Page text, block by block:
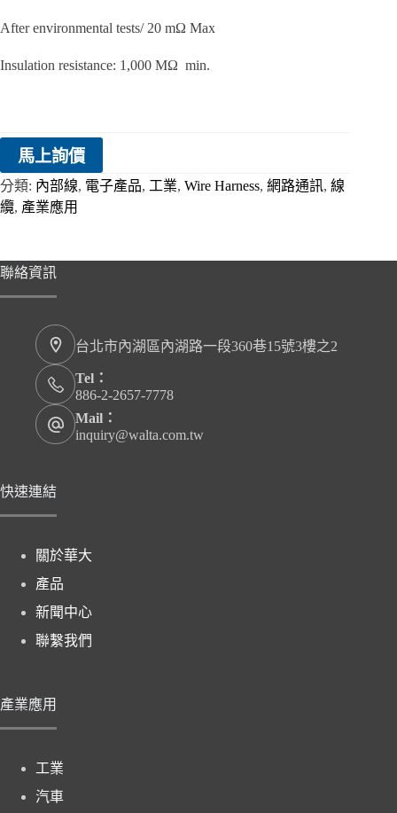
After environmental tests/ 20 mΩ Max
Insulation resistance: 1,000 MΩ min.
馬上詢價
分類: 內部線, 電子產品, 工業, Wire Harness, 網路通訊, 線
纜, 產業應用
聯絡資訊
台北市內湖區內湖路一段360巷15號3樓之2
Tel：
886-2-2657-7778
Mail：
inquiry@walta.com.tw
快速連結
關於華大
產品
新聞中心
聯繫我們
產業應用
工業
汽車